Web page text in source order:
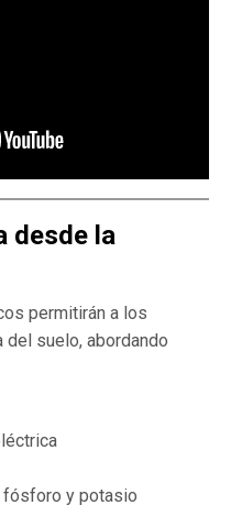
desde la
permitirán a los
suelo, abordando
fósforo y potasio